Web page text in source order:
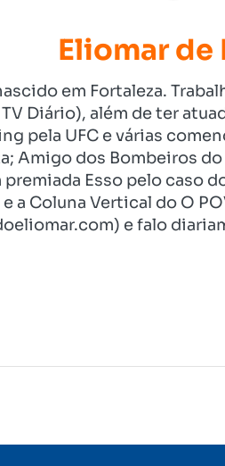
Eliomar de
em Fortaleza.
Diário), além de ter
pela UFC e várias
Amigo dos Bombeiros
Esso pelo caso
a Coluna Vertical do O
e falo